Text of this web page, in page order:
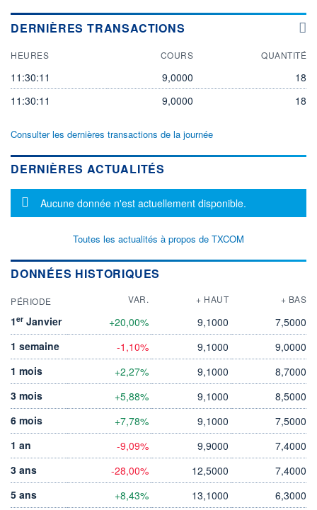
DERNIÈRES TRANSACTIONS
HEURES COURS QUANTITÉ
11:30:11 9,0000
18
11:30:11
9,0000 18
Consulter les dernières transactions de la journée
DERNIÈRES ACTUALITÉS
Message d'information
Aucune donnée n'est actuellement disponible.
Toutes les actualités à propos de TXCOM
DONNÉES HISTORIQUES
PÉRIODE VAR. + HAUT + BAS
1er Janvier +20,00% 9,1000
7,5000
1 semaine
-1,10% 9,1000
9,0000
1 mois
+2,27% 9,1000
8,7000
3 mois
+5,88% 9,1000
8,5000
6 mois
+7,78% 9,1000
7,5000
1 an
-9,09% 9,9000
7,4000
3 ans
-28,00% 12,5000
7,4000
5 ans
+8,43% 13,1000 6,3000